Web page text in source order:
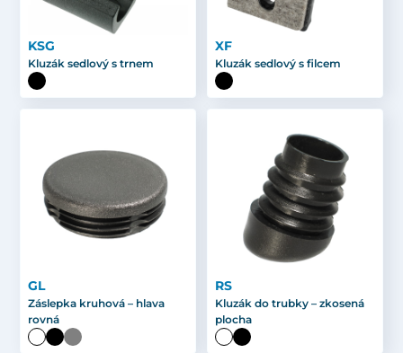
KSG
Kluzák sedlový s trnem
XF
Kluzák sedlový s filcem
GL
Záslepka kruhová – hlava
rovná
RS
Kluzák do trubky – zkosená
plocha